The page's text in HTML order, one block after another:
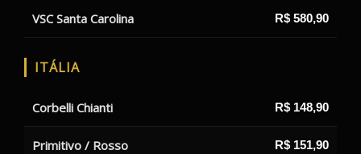
VSC Santa Carolina R$ 580,90
ITÁLIA
Corbelli Chianti R$ 148,90
Primitivo / Rosso R$ 151,90